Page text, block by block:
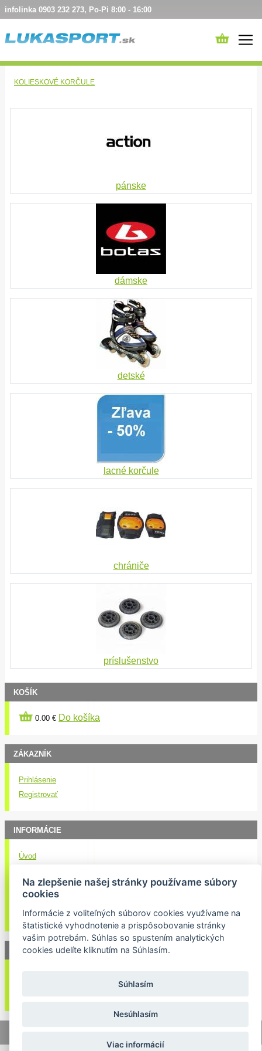
infolinka 0903 232 273, Po-Pi 8:00 - 16:00
KOLIESKOVÉ KORČULE
pánske
dámske
detské
lacné korčule
chrániče
príslušenstvo
KOŠÍK
0.00 € Do košíka
ZÁKAZNÍK
Prihlásenie
Registrovať
INFORMÁCIE
Úvod
Kontakt
Doručenie nákupu
Ochrana osobných údajov
NEWSLETTER
Na zlepšenie našej stránky používame súbory
cookies
Informácie z voliteľných súborov cookies využívame na
štatistické vyhodnotenie a prispôsobovanie stránky
vašim potrebám. Súhlas so spustením analytických
cookies udelíte kliknutím na Súhlasím.
Súhlasím
Nesúhlasím
Viac informácií